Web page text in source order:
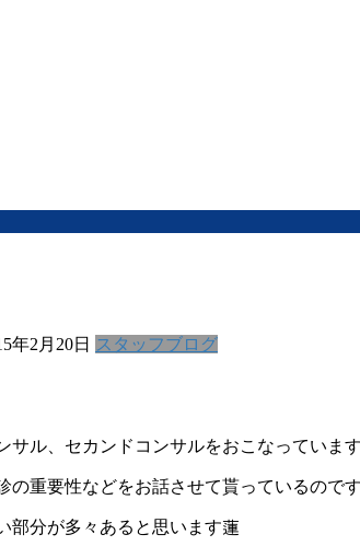
年2月20日 スタッフブログ
ル、セカンドコンサルをおこなっています
の重要性などをお話させて貰っているので
部分が多々あると思います蓮